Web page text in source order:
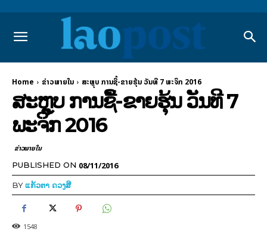
Home ຂ່າວພາຍ​ໃນ ສະຫຼຸບ ການຊື້-ຂາຍຮຸ້ນ ວັນທີ 7 ພະຈິກ 2016
ສະຫຼຸບ ການຊື້-ຂາຍຮຸ້ນ ວັນທີ 7
ພະຈິກ 2016
ຂ່າວພາຍ​ໃນ
PUBLISHED ON 08/11/2016
BYແກ້ວຕາ ດວງສີ
1548